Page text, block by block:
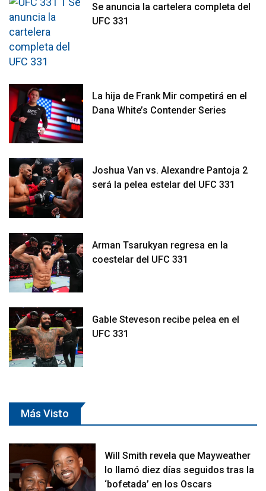
Se anuncia la cartelera completa del
UFC 331
La hija de Frank Mir competirá en el
Dana White’s Contender Series
Joshua Van vs. Alexandre Pantoja 2
será la pelea estelar del UFC 331
Arman Tsarukyan regresa en la
coestelar del UFC 331
Gable Steveson recibe pelea en el
UFC 331
Más Visto
Will Smith revela que Mayweather
lo llamó diez días seguidos tras la
‘bofetada’ en los Oscars